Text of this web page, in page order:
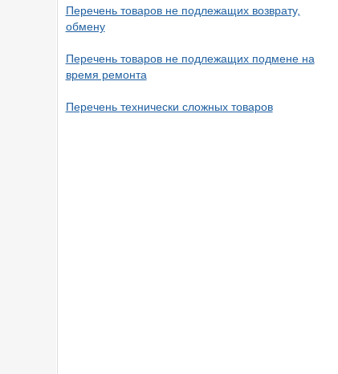
Перечень товаров не подлежащих возврату,
обмену
Перечень товаров не подлежащих подмене на
время ремонта
Перечень технически сложных товаров